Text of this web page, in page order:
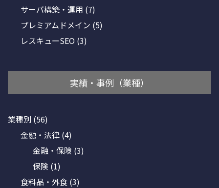
サーバ構築・運用 (7)
プレミアムドメイン (5)
レスキューSEO (3)
実績・事例（業種）
業種別 (56)
金融・法律 (4)
金融・保険 (3)
保険 (1)
食料品・外食 (3)